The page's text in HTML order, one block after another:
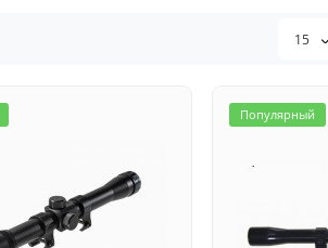
15
Популярный